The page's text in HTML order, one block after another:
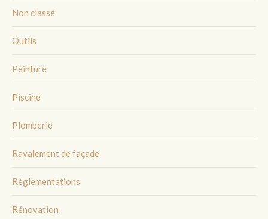
Non classé
Outils
Peinture
Piscine
Plomberie
Ravalement de façade
Règlementations
Rénovation